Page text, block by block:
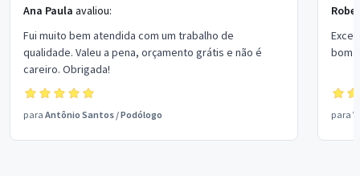
Ana Paula avaliou:
Fui muito bem atendida com um trabalho de
qualidade. Valeu a pena, orçamento grátis e não é
careiro. Obrigada!
para Antônio Santos /Podólogo
bom
para